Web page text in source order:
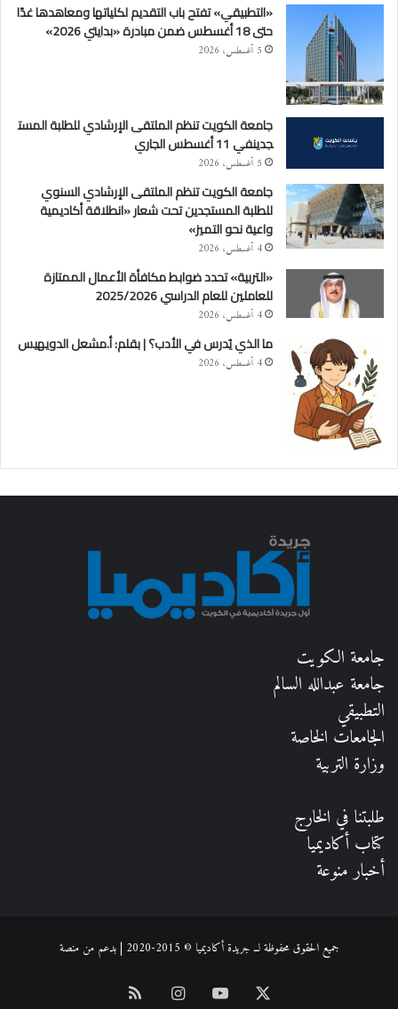
«التطبيقي» تفتح باب التقديم لكلياتها ومعاهدها غدًا
حتى 18 أغسطس ضمن مبادرة «بدايتي 2026»
5 أغسطس، 2026
جامعة الكويت تنظم الملتقى الإرشادي للطلبة المست
جدينفي 11 أغسطس الجاري
5 أغسطس، 2026
جامعة الكويت تنظم الملتقى الإرشادي السنوي
للطلبة المستجدين تحت شعار «انطلاقة أكاديمية
واعية نحو التميز»
4 أغسطس، 2026
«التربية» تحدد ضوابط مكافأة الأعمال الممتازة
للعاملين للعام الدراسي 2025/2026
4 أغسطس، 2026
ما الذي يُدرس في الأدب؟ | بقلم: أ.مشعل الدويهيس
4 أغسطس، 2026
جامعة الكويت
جامعة عبدالله السالم
التطبيقي
الجامعات الخاصة
وزارة التربية
طلبتنا في الخارج
كتاب أكاديميا
أخبار منوعة
جميع الحقوق محفوظة لــ جريدة أكاديميا © 2015-2020 | بدعم من منصة
‫YouTubeانستقرامملخص